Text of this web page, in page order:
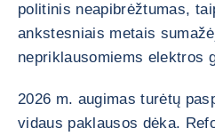
politinis neapibrėžtumas,
ankstesniais metais
nepriklausomiems elektros
2026 m. augimas turėtų
vidaus paklausos dėka.